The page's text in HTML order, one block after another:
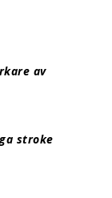
av
stroke